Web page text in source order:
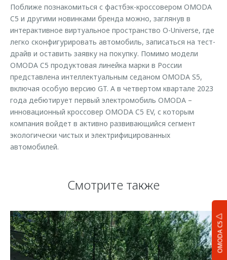
OMODA C5
Поближе познакомиться с фастбэк-кроссовером OMODA
C5 и другими новинками бренда можно, заглянув в
интерактивное виртуальное пространство O-Universe, где
легко сконфигурировать автомобиль, записаться на тест-
драйв и оставить заявку на покупку. Помимо модели
OMODA C5 продуктовая линейка марки в России
представлена интеллектуальным седаном OMODA S5,
включая особую версию GT. А в четвертом квартале 2023
года дебютирует первый электромобиль OMODA –
инновационный кроссовер OMODA C5 EV, с которым
компания войдет в активно развивающийся сегмент
экологически чистых и электрифицированных
автомобилей.
Смотрите также